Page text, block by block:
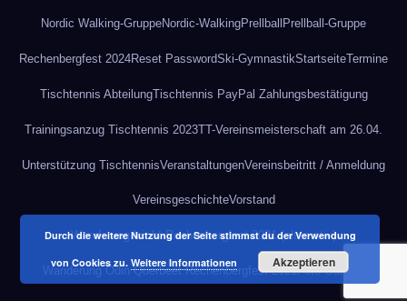
Nordic Walking-GruppeNordic-WalkingPrellball Prellball-Gruppe
Rechenbergfest 2024Reset PasswordSki-GymnastikStartseiteTermine
Tischtennis AbteilungTischtennis PayPal Zahlungsbestätigung
Trainingsanzug Tischtennis 2023TT-Vereinsmeisterschaft am 26.04.
Unterstützung TischtennisVeranstaltungenVereinsbeitritt / Anmeldung
VereinsgeschichteVorstand
Wanderung leicht Rechenbergfest 2021 (alternativ)
Wanderung Odin Querbeet Rechenbergfest 2021Foto-Gallerie
Durch die weitere Nutzung der Seite stimmst du der Verwendung
von Cookies zu.Weitere Informationen Akzeptieren